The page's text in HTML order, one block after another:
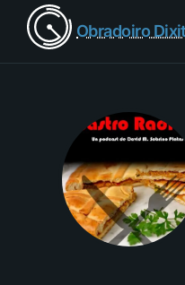
Obradoiro